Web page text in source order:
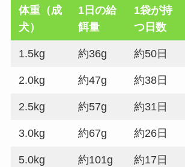
体重（成
犬）
1日の給
餌量
1袋が持
つ日数
1.5kg 約36g 約50日
2.0kg 約47g 約38日
2.5kg 約57g 約31日
3.0kg 約67g 約26日
5.0kg 約101g 約17日